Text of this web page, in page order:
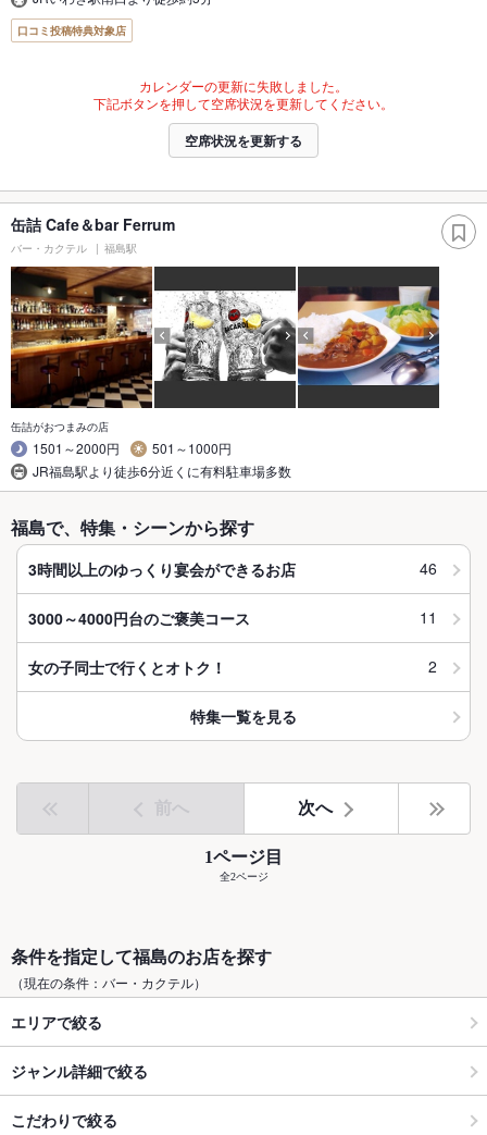
口コミ投稿特典対象店
カレンダーの更新に失敗しました。
下記ボタンを押して空席状況を更新してください。
空席状況を更新する
缶詰 Cafe＆bar Ferrum
バー・カクテル 福島駅
缶詰がおつまみの店
1501～2000円
501～1000円
JR福島駅より徒歩6分近くに有料駐車場多数
福島で、特集・シーンから探す
3時間以上のゆっくり宴会ができるお店 46
3000～4000円台のご褒美コース 11
女の子同士で行くとオトク！ 2
特集一覧を見る
前へ 次へ
1ページ目
全2ページ
条件を指定して福島のお店を探す
（現在の条件：バー・カクテル）
エリアで絞る
ジャンル詳細で絞る
こだわりで絞る